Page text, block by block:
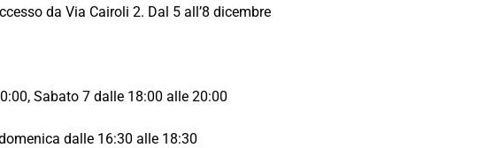
da Via Cairoli 2. Dal 5 all’8 dicembre
Sabato 7 dalle 18:00 alle 20:00
dalle 16:30 alle 18:30